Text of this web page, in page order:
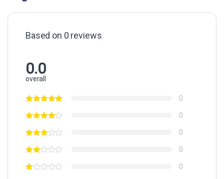
Based on 0 reviews
0.0
overall
0
0
0
0
0